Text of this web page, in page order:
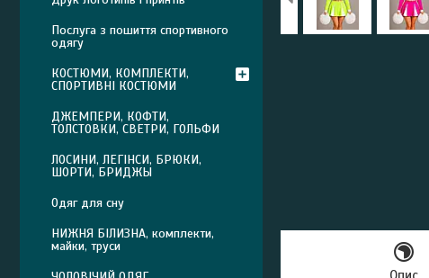
Послуга з пошиття спортивного
одягу
КОСТЮМИ, КОМПЛЕКТИ,
СПОРТИВНІ КОСТЮМИ
ДЖЕМПЕРИ, КОФТИ,
ТОЛСТОВКИ, СВЕТРИ, ГОЛЬФИ
ЛОСИНИ, ЛЕГІНСИ, БРЮКИ,
ШОРТИ, БРИДЖЫ
Одяг для сну
НИЖНЯ БІЛИЗНА, комплекти,
майки, труси